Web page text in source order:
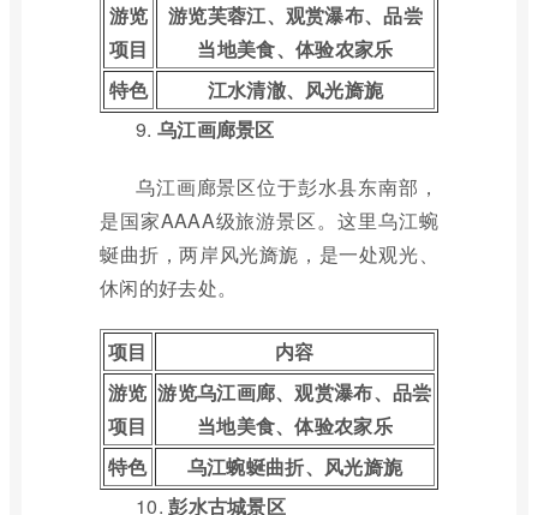
游览
项目
游览芙蓉江、观赏瀑布、品尝
当地美食、体验农家乐
特色
江水清澈、风光旖旎
9. 乌江画廊景区
乌江画廊景区位于彭水县东南部，
是国家AAAA级旅游景区。这里乌江蜿
蜒曲折，两岸风光旖旎，是一处观光、
休闲的好去处。
项目
内容
游览
项目
游览乌江画廊、观赏瀑布、品尝
当地美食、体验农家乐
特色
乌江蜿蜒曲折、风光旖旎
10.彭水古城景区